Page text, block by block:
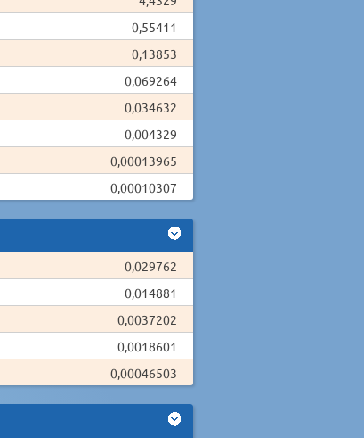
0,55411
0,13853
0,069264
0,034632
0,004329
0,00013965
0,00010307
0,029762
0,014881
0,0037202
0,0018601
0,00046503